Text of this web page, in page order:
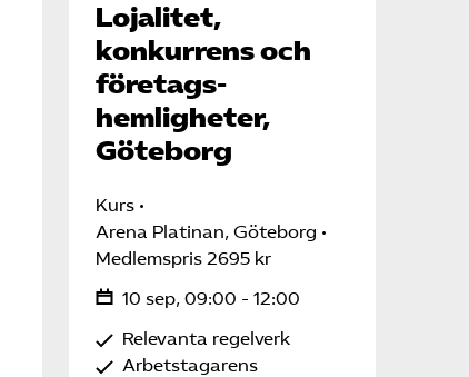
Lojalitet,
konkurrens och
företags-
hemligheter,
Göteborg
Kurs
Arena Platinan, Göteborg
Medlemspris 2695 kr
10 sep, 09:00 - 12:00
Relevanta regelverk
Arbetstagarens